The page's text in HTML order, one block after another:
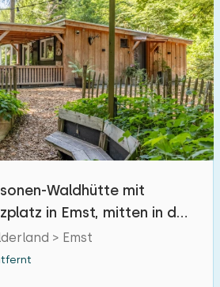
Waldhütte mit
in Emst, mitten in der
> Emst